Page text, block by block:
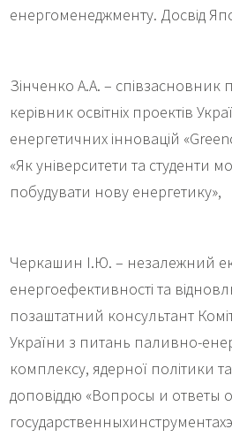
енергоменеджменту. Досвід
Зінченко А.А. – співзасновник
керівник освітніх проектів
енергетичних інновацій
«Як університети та студенти
побудувати нову енергетику»,
Черкашин І.Ю. – незалежний
енергоефективності та
позаштатний консультант
України з питань паливно-
комплексу, ядерної політики
доповіддю «Вопросы и ответы о